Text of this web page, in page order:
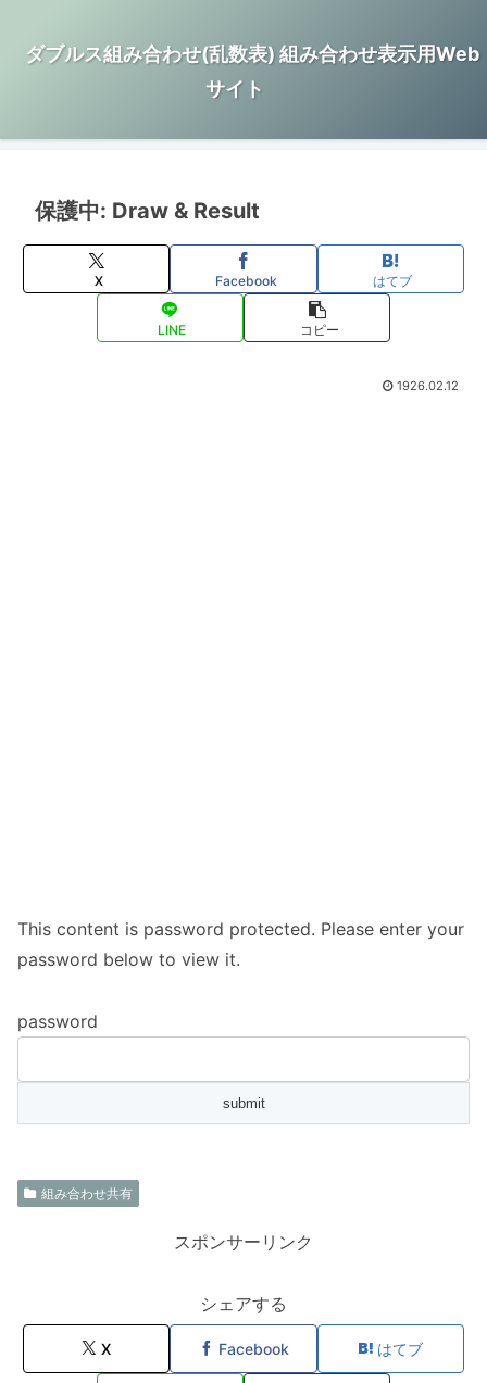
ダブルス組み合わせ(乱数表) 組み合わせ表示用Web
サイト
保護中: Draw & Result
X Facebook はてブ
LINE コピー
1926.02.12
This content is password protected. Please enter your
password below to view it.
password
組み合わせ共有
スポンサーリンク
シェアする
X Facebook はてブ